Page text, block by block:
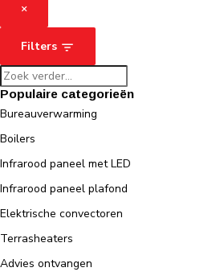
×
Filters
Populaire categorieën
Bureauverwarming
Boilers
Infrarood paneel met LED
Infrarood paneel plafond
Elektrische convectoren
Terrasheaters
Advies ontvangen